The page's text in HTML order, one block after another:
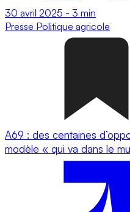
30 avril 2025 - 3 min
Presse Politique agricole
A69 : des centaines
modèle « qui va dans le